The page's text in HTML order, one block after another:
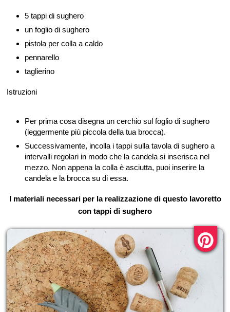
5 tappi di sughero
un foglio di sughero
pistola per colla a caldo
pennarello
taglierino
Istruzioni
Per prima cosa disegna un cerchio sul foglio di sughero
(leggermente più piccola della tua brocca).
Successivamente, incolla i tappi sulla tavola di sughero a
intervalli regolari in modo che la candela si inserisca nel
mezzo. Non appena la colla è asciutta, puoi inserire la
candela e la brocca su di essa.
I materiali necessari per la realizzazione di questo lavoretto
con tappi di sughero